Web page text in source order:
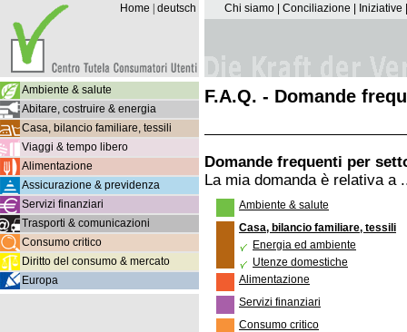
Home deutsch
Ambiente & salute
Abitare, costruire & energia
Casa, bilancio familiare, tessili
Viaggi & tempo libero
Alimentazione
Assicurazione & previdenza
Servizi finanziari
Trasporti & comunicazioni
Consumo critico
Diritto del consumo & mercato
Europa
Chi siamo |Conciliazione Iniziative
F.A.Q. - Domande
Domande frequenti per
La mia domanda è relativa a
Ambiente & salute
Casa, bilancio familiare, tessili
Energia ed ambiente
Utenze domestiche
Alimentazione
Servizi finanziari
Consumo critico